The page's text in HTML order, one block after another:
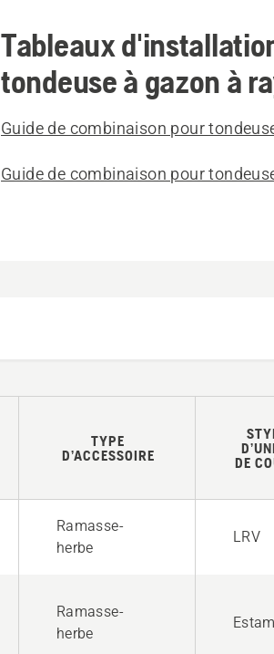
Tableaux
tondeuse à gazon à
Guide de combinaison pour
Guide de combinaison pour
TYPE
D’ACCESSOIRE
DE
Ramasse-
herbe
LRV
Ramasse-
herbe